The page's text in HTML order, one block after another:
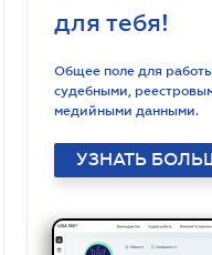
для тебя!
Общее поле для
судебными,
медийными данными.
УЗНАТЬ